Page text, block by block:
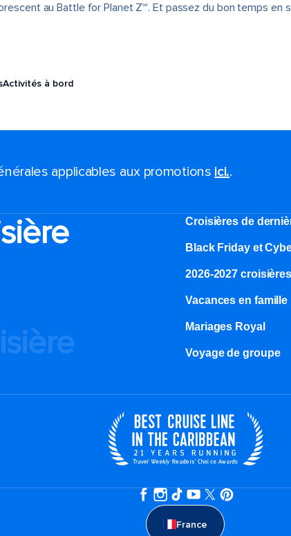
au Battle for Planet Z℠. Et passez du bon temps en
Activités à bord
applicables aux promotions ici..
Croisières de
Black Friday et
2026-2027 croisières
Vacances en famille
Mariages Royal
Voyage de groupe​
France